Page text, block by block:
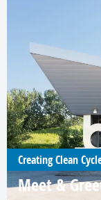
Creating Clean
Meet &